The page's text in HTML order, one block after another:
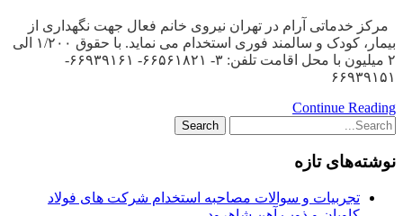
مرکز خدماتی آرام در تهران نیروی خانم فعال جهت نگهداری از
بیمار، کودک و سالمند فوری استخدام می نماید. با حقوق ۱/۲۰۰ الی
۲ میلیون با محل اقامت تلفن: ۳- ۶۶۵۶۱۸۲۱- ۶۶۹۳۹۱۶۱-
۶۶۹۳۹۱۵۱
Continue Reading
نوشته‌های تازه
تجربیات و سوالات مصاحبه استخدام شرکت های فولاد